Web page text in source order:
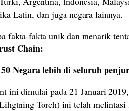
Latin, dan juga negara lainnya.
fakta-fakta unik dan menarik
Chain:
Negara lebih di seluruh
ini dimulai pada 21 Januari
Torch) ini telah melintasi